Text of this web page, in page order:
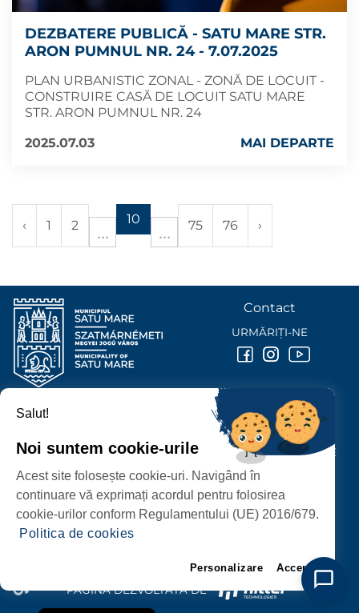
DEZBATERE PUBLICĂ - SATU MARE STR.
ARON PUMNUL NR. 24 - 7.07.2025
PLAN URBANISTIC ZONAL - ZONĂ DE LOCUIT -
CONSTRUIRE CASĂ DE LOCUIT SATU MARE
STR. ARON PUMNUL NR. 24
2025.07.03
MAI DEPARTE
‹ 1 2 10 75 76 ›
PROTECȚIA DATELOR PERSONALE
PAGINĂ DEZVOLTATĂ DE
PRIMĂRIA MUNICIPIULUI
P-ȚA 25 OCTOMBRIE, NR. 1 CORP M, 440026 SATU MARE
Contact
URMĂRIȚI-NE
Salut!
Noi suntem cookie-urile
Acest site folosește cookie-uri. Navigând în
continuare vă exprimați acordul pentru folosirea
cookie-urilor conform Regulamentului (UE) 2016/679.
Politica de cookies
Personalizare Accept